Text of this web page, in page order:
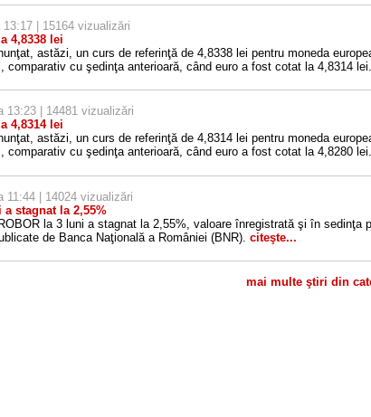
| 15164 vizualizări
4,8338 lei
astăzi, un curs de referinţă de 4,8338 lei pentru moneda
comparativ cu şedinţa anterioară, când euro a fost cotat la 4,8314 lei.
13:23 | 14481 vizualizări
4,8314 lei
astăzi, un curs de referinţă de 4,8314 lei pentru moneda
comparativ cu şedinţa anterioară, când euro a fost cotat la 4,8280 lei.
11:44 | 14024 vizualizări
a stagnat la 2,55%
la 3 luni a stagnat la 2,55%, valoare înregistrată şi în sedinţa
de Banca Naţională a României (BNR). citeşte...
mai multe ştiri din